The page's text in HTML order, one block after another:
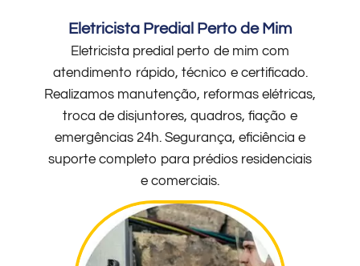
Eletricista Predial Perto de Mim
Eletricista predial perto de mim com
atendimento rápido, técnico e certificado.
Realizamos manutenção, reformas elétricas,
troca de disjuntores, quadros, fiação e
emergências 24h. Segurança, eficiência e
suporte completo para prédios residenciais
e comerciais.